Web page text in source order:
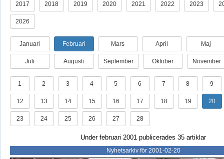
2017 2018 2019 2020 2021 2022 2023
2026
Januari Februari Mars April Maj
Juli Augusti September Oktober November
1 2 3 4 5 6 7 8 9
12 13 14 15 16 17 18 19 20
23 24 25 26 27 28
Under februari 2001 publicerades 35 artiklar
Nyhetsarkiv för 2001-02-20